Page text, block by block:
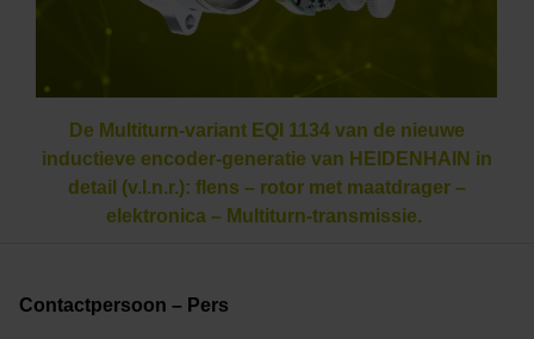
De Multiturn-variant EQI 1134 van de nieuwe
inductieve encoder-generatie van HEIDENHAIN in
detail (v.l.n.r.): flens – rotor met maatdrager –
elektronica – Multiturn-transmissie.
Contactpersoon – Pers